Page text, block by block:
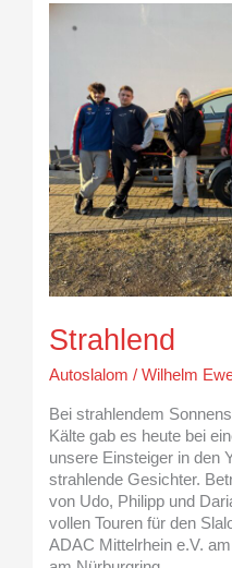
Strahlend
Autoslalom / Wilhelm
Bei strahlendem
Kälte gab es heute bei
unsere Einsteiger in den
strahlende Gesichter.
von Udo, Philipp und
vollen Touren für den
ADAC Mittelrhein e.V.
Strahlend